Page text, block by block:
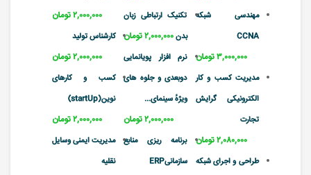
مهندسی شبکه
CCNA
۳,۰۰۰,۰۰۰ تومان
مدیریت کسب و کار
الکترونیکی گرایش
تجارت
۲,۰۸۰,۰۰۰ تومان
طراحی و اجرای شبکه
تکنیک ارتباطی زبان
بدن۲,۰۰۰,۰۰۰ تومان
نرم افزار پویانمایی
دوبعدی و جلوه های
ویژهٔ سینمای...
۲,۰۰۰,۰۰۰ تومان
برنامه ریزی منابع
سازمانیERP
۲,۰۰۰,۰۰۰ تومان
کارشناس تولید
۲,۰۰۰,۰۰۰ تومان
کسب و کارهای
نوین(startUp)
۲,۰۰۰,۰۰۰ تومان
مدیریت ایمنی وسایل
نقلیه